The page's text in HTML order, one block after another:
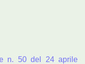
n. 50 del 24 aprile